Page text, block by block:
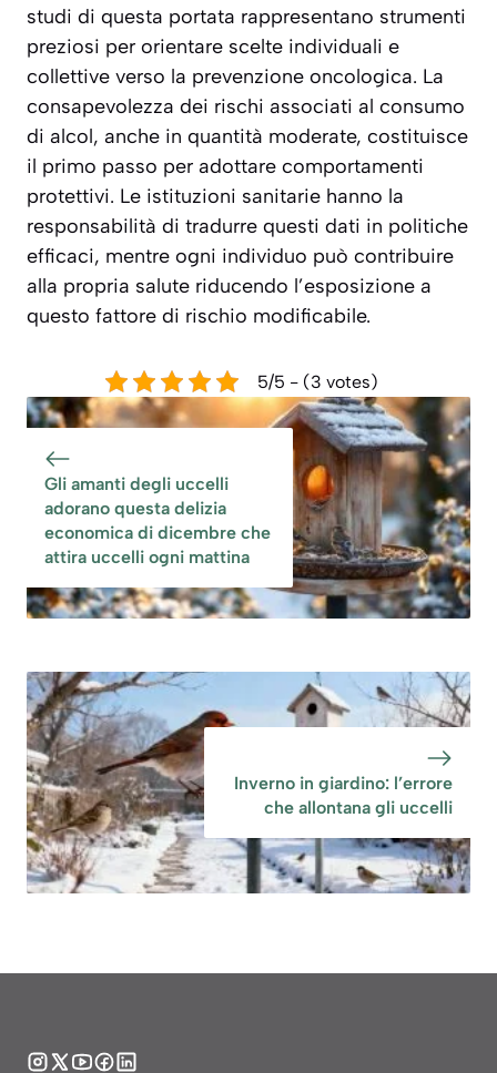
studi di questa portata rappresentano strumenti
preziosi per orientare scelte individuali e
collettive verso la prevenzione oncologica. La
consapevolezza dei rischi associati al consumo
di alcol, anche in quantità moderate, costituisce
il primo passo per adottare comportamenti
protettivi. Le istituzioni sanitarie hanno la
responsabilità di tradurre questi dati in politiche
efficaci, mentre ogni individuo può contribuire
alla propria salute riducendo l’esposizione a
questo fattore di rischio modificabile.
5/5 - (3 votes)
Gli amanti degli uccelli
adorano questa delizia
economica di dicembre che
attira uccelli ogni mattina
Inverno in giardino: l’errore
che allontana gli uccelli